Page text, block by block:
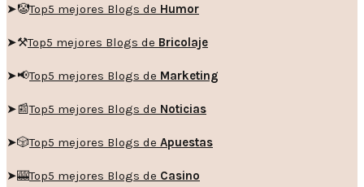
➤🤡Top5 mejores Blogs de Humor
➤⚒️Top5 mejores Blogs de Bricolaje
➤📢Top5 mejores Blogs de Marketing
➤📰Top5 mejores Blogs de Noticias
➤🎲Top5 mejores Blogs de Apuestas
➤🎰Top5 mejores Blogs de Casino